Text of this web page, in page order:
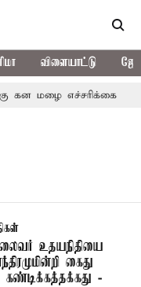
விளையாட்டு
கன மழை எச்சரிக்கை
உதயநிதியை
கைது
கண்டிக்கத்தக்கது -